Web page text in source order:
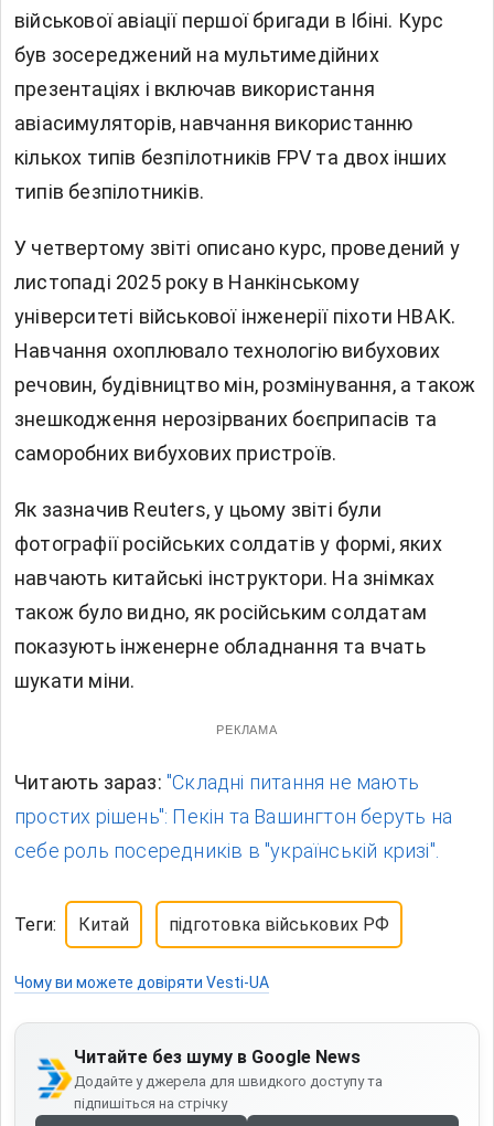
військової авіації першої бригади в Ібіні. Курс
був зосереджений на мультимедійних
презентаціях і включав використання
авіасимуляторів, навчання використанню
кількох типів безпілотників FPV та двох інших
типів безпілотників.
У четвертому звіті описано курс, проведений у
листопаді 2025 року в Нанкінському
університеті військової інженерії піхоти НВАК.
Навчання охоплювало технологію вибухових
речовин, будівництво мін, розмінування, а також
знешкодження нерозірваних боєприпасів та
саморобних вибухових пристроїв.
Як зазначив Reuters, у цьому звіті були
фотографії російських солдатів у формі, яких
навчають китайські інструктори. На знімках
також було видно, як російським солдатам
показують інженерне обладнання та вчать
шукати міни.
РЕКЛАМА
Читають зараз: "Складні питання не мають
простих рішень": Пекін та Вашингтон беруть на
себе роль посередників в "українській кризі".
Теги: Китай підготовка військових РФ
Чому ви можете довіряти Vesti-UA
Читайте без шуму в Google News
Додайте у джерела для швидкого доступу та
підпишіться на стрічку